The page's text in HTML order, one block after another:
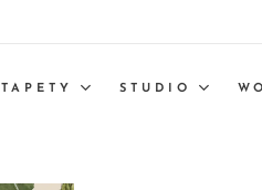
TAPETY STUDIO